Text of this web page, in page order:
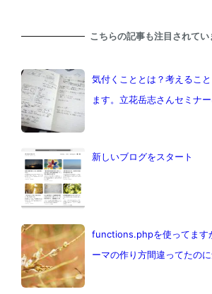
こちらの記事も注目されてい
気付くこととは？考えるこ
ます。立花岳志さんセミナー
新しいブログをスタート
functions.phpを使ってます
ーマの作り方間違ってたのに